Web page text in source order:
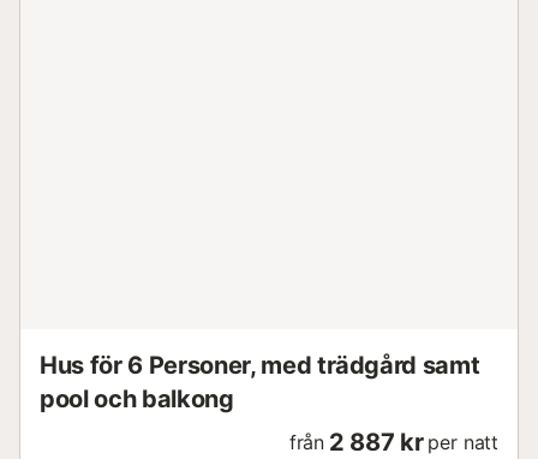
Hus för 6 Personer, med trädgård samt
pool och balkong
från 2 887 kr per natt